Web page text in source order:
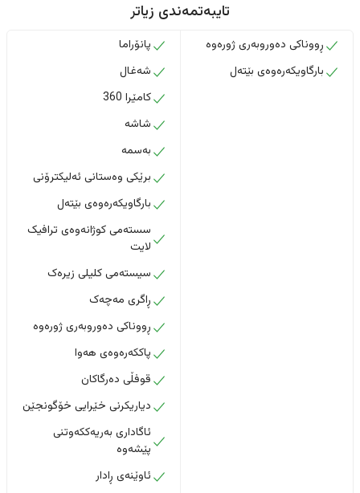
تایبەتمەندی زیاتر
ڕووناکی دەوروبەری ژورەوە
بارگاویکەرەوەی بێتەل
پانۆراما
شەغال
کامێرا 360
شاشە
بەسمە
برێکی وەستانی ئەلیکترۆنی
بارگاویکەرەوەی بێتەل
سستەمی کوژانەوەی ترافیک
لایت
سیستەمی کلیلی زیرەک
ڕاگری مەچەک
ڕووناکی دەوروبەری ژورەوە
پاککەرەوەی هەوا
قوفڵی دەرگاکان
دیاریکرنی خێرایی خۆگونجێن
ئاگاداری بەریەککەوتنی
پێشەوە
ئاوێنەی ڕادار